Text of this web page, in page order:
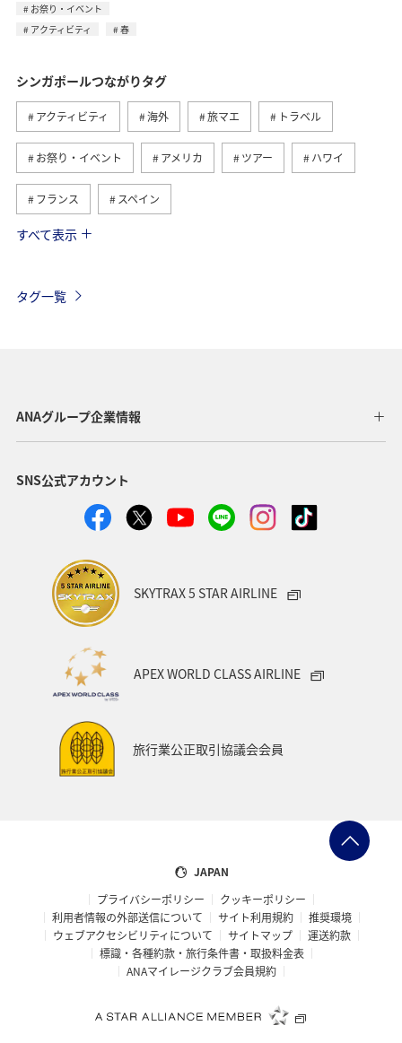
お祭り・イベント
アクティビティ
春
シンガポールつながりタグ
アクティビティ 海外 旅マエ トラベル
お祭り・イベント アメリカ ツアー ハワイ
フランス スペイン
オーストリア
すべて表示
タグ一覧
ANAグループ企業情報
SNS公式アカウント
SKYTRAX 5 STAR AIRLINE
APEX WORLD CLASS AIRLINE
旅行業公正取引協議会会員
JAPAN
プライバシーポリシー
クッキーポリシー
利用者情報の外部送信について
サイト利用規約
推奨環境
ウェブアクセシビリティについて
サイトマップ
運送約款
標識・各種約款・旅行条件書・取扱料金表
ANAマイレージクラブ会員規約